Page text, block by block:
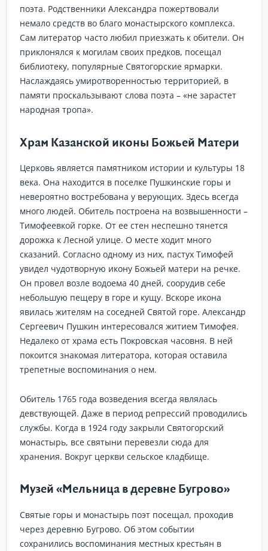
поэта. Родственники Александра пожертвовали
немало средств во благо монастырского комплекса.
Сам литератор часто любил приезжать к обители. Он
приклонялся к могилам своих предков, посещал
библиотеку, популярные Святогорские ярмарки.
Наслаждаясь умиротворенностью территорией, в
памяти проскальзывают слова поэта – «не зарастет
народная тропа».
Храм Казанской иконы Божьей Матери
Церковь является памятником истории и культуры 18
века. Она находится в поселке Пушкинские горы и
невероятно востребована у верующих. Здесь всегда
много людей. Обитель построена на возвышенности –
Тимофеевкой горке. От ее стен неспешно тянется
дорожка к Лесной улице. О месте ходит много
сказаний. Согласно одному из них, пастух Тимофей
увидел чудотворную икону Божьей матери на речке.
Он провел возле водоема 40 дней, соорудив себе
небольшую пещеру в горе и кущу. Вскоре икона
явилась жителям на соседней Святой горе. Александр
Сергеевич Пушкин интересовался житием Тимофея.
Недалеко от храма есть Покровская часовня. В ней
покоится знакомая литератора, которая оставила
трепетные воспоминания о нем.
Обитель 1765 года возведения всегда являлась
девствующей. Даже в период репрессий проводились
службы. Когда в 1924 году закрыли Святогорский
монастырь, все святыни перевезли сюда для
хранения. Вокруг церкви сельское кладбище.
Музей «Мельница в деревне Бугрово»
Святые горы и монастырь поэт посещал, проходив
через деревню Бугрово. Об этом событии
сохранились воспоминания местных крестьян в